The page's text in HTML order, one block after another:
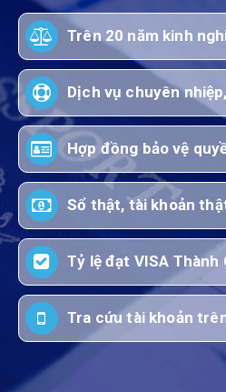
Trên 20 năm kinh
Dịch vụ chuyên
Hợp đồng bảo vệ
Sổ thật, tài khoản
Tỷ lệ đạt VISA Thành
Tra cứu tài khoản